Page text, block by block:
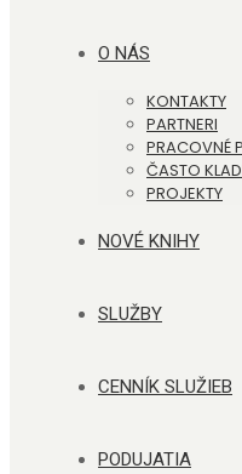
O NÁS
KONTAKTY
PARTNERI
PRACOVNÉ
ČASTO
PROJEKTY
NOVÉ KNIHY
SLUŽBY
CENNÍK SLUŽIEB
PODUJATIA